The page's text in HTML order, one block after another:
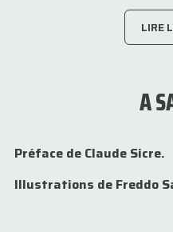
LIRE
A
Préface de Claude Sicre.
Illustrations de Freddo